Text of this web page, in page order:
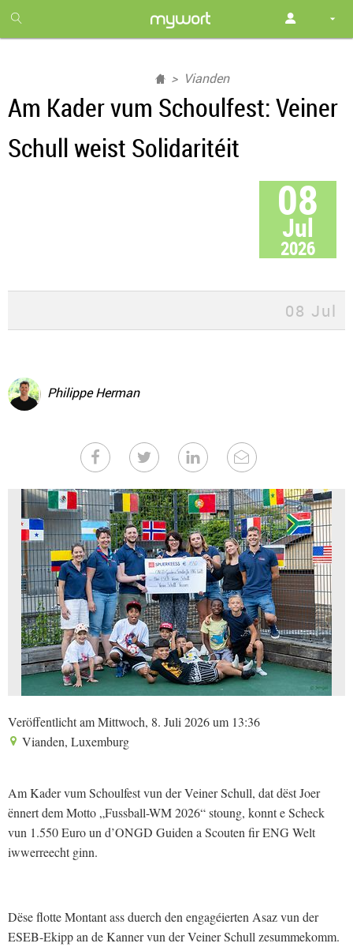
month
free
Vianden
Am Kader vum Schoulfest: Veiner
Schull weist Solidaritéit
08
Jul
2026
08 Jul
Philippe Herman
Veröffentlicht am Mittwoch, 8. Juli 2026 um 13:36
Vianden, Luxemburg
Am Kader vum Schoulfest vun der Veiner Schull, dat dëst Joer
ënnert dem Motto „Fussball-WM 2026“ stoung, konnt e Scheck
vun 1.550 Euro un d’ONGD Guiden a Scouten fir ENG Welt
iwwerreecht ginn.
Dëse flotte Montant ass duerch den engagéierten Asaz vun der
ESEB-Ekipp an de Kanner vun der Veiner Schull zesummekomm.